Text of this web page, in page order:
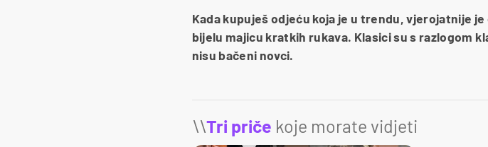
Kada kupuješ odjeću koja je u trendu, vjerojatnije
bijelu majicu kratkih rukava. Klasici su s razlogom
nisu bačeni novci.
\\Tri priče koje morate vidjeti